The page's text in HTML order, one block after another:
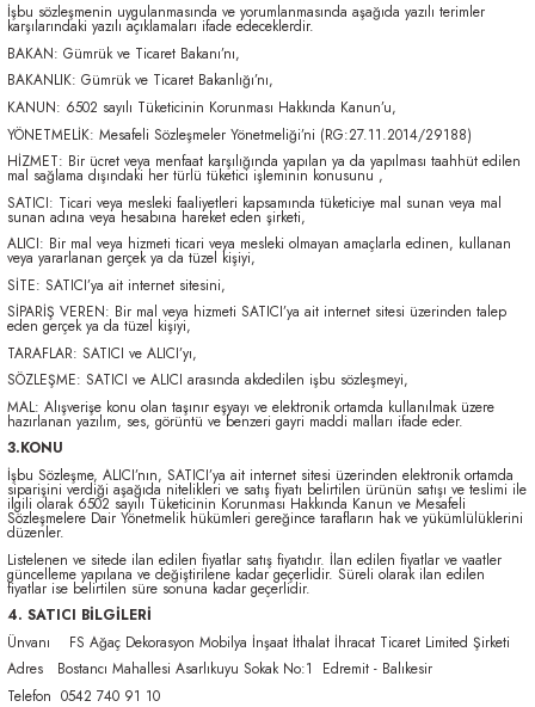
İşbu sözleşmenin uygulanmasında ve yorumlanmasında aşağıda yazılı terimler
karşılarındaki yazılı açıklamaları ifade edeceklerdir.
BAKAN: Gümrük ve Ticaret Bakanı’nı,
BAKANLIK: Gümrük ve Ticaret Bakanlığı’nı,
KANUN: 6502 sayılı Tüketicinin Korunması Hakkında Kanun’u,
YÖNETMELİK: Mesafeli Sözleşmeler Yönetmeliği’ni (RG:27.11.2014/29188)
HİZMET: Bir ücret veya menfaat karşılığında yapılan ya da yapılması taahhüt edilen
mal sağlama dışındaki her türlü tüketici işleminin konusunu ,
SATICI: Ticari veya mesleki faaliyetleri kapsamında tüketiciye mal sunan veya mal
sunan adına veya hesabına hareket eden şirketi,
ALICI: Bir mal veya hizmeti ticari veya mesleki olmayan amaçlarla edinen, kullanan
veya yararlanan gerçek ya da tüzel kişiyi,
SİTE: SATICI’ya ait internet sitesini,
SİPARİŞ VEREN: Bir mal veya hizmeti SATICI’ya ait internet sitesi üzerinden talep
eden gerçek ya da tüzel kişiyi,
TARAFLAR: SATICI ve ALICI’yı,
SÖZLEŞME: SATICI ve ALICI arasında akdedilen işbu sözleşmeyi,
MAL: Alışverişe konu olan taşınır eşyayı ve elektronik ortamda kullanılmak üzere
hazırlanan yazılım, ses, görüntü ve benzeri gayri maddi malları ifade eder.
3.KONU
İşbu Sözleşme, ALICI’nın, SATICI’ya ait internet sitesi üzerinden elektronik ortamda
siparişini verdiği aşağıda nitelikleri ve satış fiyatı belirtilen ürünün satışı ve teslimi ile
ilgili olarak 6502 sayılı Tüketicinin Korunması Hakkında Kanun ve Mesafeli
Sözleşmelere Dair Yönetmelik hükümleri gereğince tarafların hak ve yükümlülüklerini
düzenler.
Listelenen ve sitede ilan edilen fiyatlar satış fiyatıdır. İlan edilen fiyatlar ve vaatler
güncelleme yapılana ve değiştirilene kadar geçerlidir. Süreli olarak ilan edilen
fiyatlar ise belirtilen süre sonuna kadar geçerlidir.
4. SATICI BİLGİLERİ
Ünvanı FS Ağaç Dekorasyon Mobilya İnşaat İthalat İhracat Ticaret Limited Şirketi
Adres Bostancı Mahallesi Asarlıkuyu Sokak No:1 Edremit - Balıkesir
Telefon 0542 740 91 10